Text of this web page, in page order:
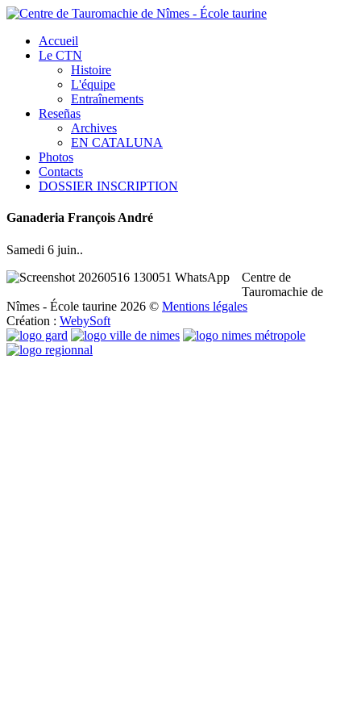
Accueil
Le CTN
Histoire
L'équipe
Entraînements
Reseñas
Archives
EN CATALUNA
Photos
Contacts
DOSSIER INSCRIPTION
Ganaderia François André
Samedi 6 juin..
Centre de
Tauromachie de
Nîmes - École taurine 2026 © Mentions légales
Création : WebySoft